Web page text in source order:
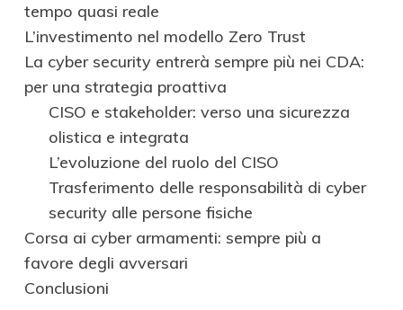
tempo quasi reale
L’investimento nel modello Zero Trust
La cyber security entrerà sempre più nei CDA:
per una strategia proattiva
CISO e stakeholder: verso una sicurezza
olistica e integrata
L’evoluzione del ruolo del CISO
Trasferimento delle responsabilità di cyber
security alle persone fisiche
Corsa ai cyber armamenti: sempre più a
favore degli avversari
Conclusioni